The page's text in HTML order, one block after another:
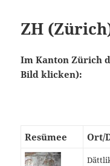
ZH
Im Kanton Zürich
Bild klicken):
Resümee Ort/